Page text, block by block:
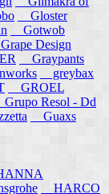
Gloster
Gotwob
Design
Graypants
greybax
GROEL
Resol - Dd
Guaxs
HARCO